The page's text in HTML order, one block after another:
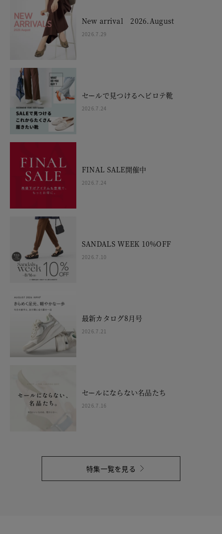
New arrival 2026.August
2026.7.29
セールで見つけるヘビロテ靴
2026.7.24
FINAL SALE開催中
2026.7.24
SANDALS WEEK 10%OFF
2026.7.10
最新カタログ8月号
2026.7.21
セールにならない名品たち
2026.7.16
特集一覧を見る